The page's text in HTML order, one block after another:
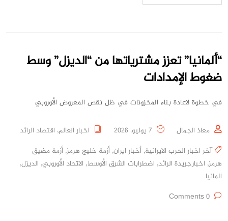
“ألمانيا” تعزز مشترياتها من “الديزل” وسط
ضغوط الإمدادات
في خطوة لاعادة بناء المخزونات في ظل نقص المعروض الأوروبي
معاذ الجمال اخبار العالم, اقتصاد الرائد
آخر اخبار الحرب الايرانية, أخبار ايران, أزمة خليج هرمز, أزمة مضيق
هرمز, اخبارجريدة الرائد, اضطرابات الشرق الأوسط, الاتحاد الأوروبي, الديزل,
المانيا